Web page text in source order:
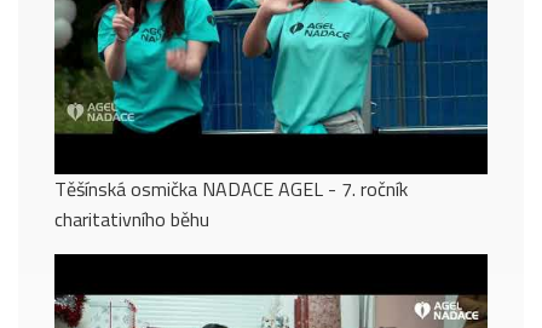
Těšínská osmička NADACE AGEL - 7. ročník
charitativního běhu